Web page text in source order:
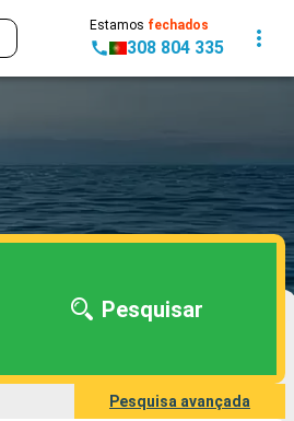
Estamos fechados
308 804 335
Pesquisar
Pesquisa avançada